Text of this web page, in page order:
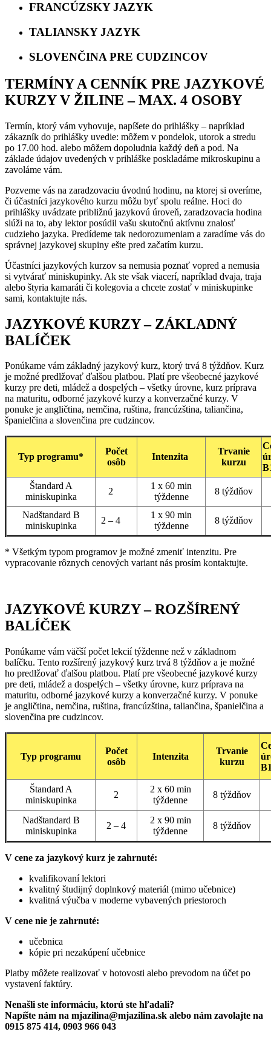
FRANCÚZSKY JAZYK
TALIANSKY JAZYK
SLOVENČINA PRE CUDZINCOV
TERMÍNY A CENNÍK PRE JAZYKOVÉ
KURZY V ŽILINE – MAX. 4 OSOBY
Termín, ktorý vám vyhovuje, napíšete do prihlášky – napríklad
zákazník do prihlášky uvedie: môžem v pondelok, utorok a stredu
po 17.00 hod. alebo môžem dopoludnia každý deň a pod. Na
základe údajov uvedených v prihláške poskladáme mikroskupinu a
zavoláme vám.
Pozveme vás na zaradzovaciu úvodnú hodinu, na ktorej si overíme,
či účastníci jazykového kurzu môžu byť spolu reálne. Hoci do
prihlášky uvádzate približnú jazykovú úroveň, zaradzovacia hodina
slúži na to, aby lektor posúdil vašu skutočnú aktívnu znalosť
cudzieho jazyka. Predídeme tak nedorozumeniam a zaradíme vás do
správnej jazykovej skupiny ešte pred začatím kurzu.
Účastníci jazykových kurzov sa nemusia poznať vopred a nemusia
si vytvárať miniskupinky. Ak ste však viacerí, napríklad dvaja, traja
alebo štyria kamaráti či kolegovia a chcete zostať v miniskupinke
sami, kontaktujte nás.
JAZYKOVÉ KURZY – ZÁKLADNÝ
BALÍČEK
Ponúkame vám základný jazykový kurz, ktorý trvá 8 týždňov. Kurz
je možné predlžovať ďalšou platbou. Platí pre všeobecné jazykové
kurzy pre deti, mládež a dospelých – všetky úrovne, kurz príprava
na maturitu, odborné jazykové kurzy a konverzačné kurzy. V
ponuke je angličtina, nemčina, ruština, francúzština, taliančina,
španielčina a slovenčina pre cudzincov.
Typ programu*
Počet
osôb
Intenzita
Trvanie
kurzu
Štandard A
miniskupinka
2
1 x 60 min
týždenne
8 týždňov
Nadštandard B
miniskupinka
2 – 4
1 x 90 min
týždenne
8 týždňov
* Všetkým typom programov je možné zmeniť intenzitu. Pre
vypracovanie rôznych cenových variant nás prosím kontaktujte.
JAZYKOVÉ KURZY – ROZŠÍRENÝ
BALÍČEK
Ponúkame vám väčší počet lekcií týždenne než v základnom
balíčku. Tento rozšírený jazykový kurz trvá 8 týždňov a je možné
ho predlžovať ďalšou platbou. Platí pre všeobecné jazykové kurzy
pre deti, mládež a dospelých – všetky úrovne, kurz príprava na
maturitu, odborné jazykové kurzy a konverzačné kurzy. V ponuke
je angličtina, nemčina, ruština, francúzština, taliančina, španielčina a
slovenčina pre cudzincov.
Typ programu
Počet
osôb
Intenzita
Trvanie
kurzu
Štandard A
miniskupinka
2
2 x 60 min
týždenne
8 týždňov
Nadštandard B
miniskupinka
2 – 4
2 x 90 min
týždenne
8 týždňov
V cene za jazykový kurz je zahrnuté:
kvalifikovaní lektori
kvalitný študijný doplnkový materiál (mimo učebnice)
kvalitná výučba v moderne vybavených priestoroch
V cene nie je zahrnuté:
učebnica
kópie pri nezakúpení učebnice
Platby môžete realizovať v hotovosti alebo prevodom na účet po
vystavení faktúry.
Nenašli ste informáciu, ktorú ste hľadali?
Napíšte nám na mjazilina@mjazilina.sk alebo nám zavolajte na
0915 875 414, 0903 966 043